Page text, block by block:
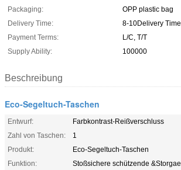
Packaging:
OPP plastic bag
Delivery Time:
8-10Delivery Time
Payment Terms:
L/C, T/T
Supply Ability:
100000
Beschreibung
Eco-Segeltuch-Taschen
Entwurf:
Farbkontrast-Reißverschluss
Zahl von Taschen:
1
Produkt:
Eco-Segeltuch-Taschen
Funktion:
Stoßsichere schützende &Storgae